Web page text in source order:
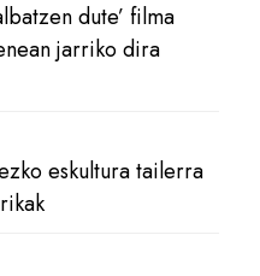
dute’ filma
jarriko dira
eskultura tailerra